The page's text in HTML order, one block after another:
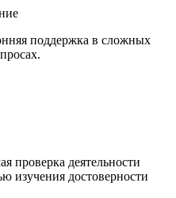
поддержка в сложных
проверка деятельности
изучения достоверности